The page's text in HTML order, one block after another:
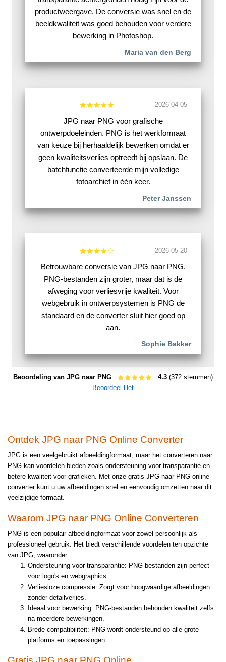
productweergave. De conversie was snel en de
beeldkwaliteit was goed behouden voor verdere
bewerking in Photoshop.
Maria van den Berg
2026-04-05
JPG naar PNG voor grafische
ontwerpdoeleinden. PNG is het werkformaat
van keuze bij herhaaldelijk bewerken omdat er
geen kwaliteitsverlies optreedt bij opslaan. De
batchfunctie converteerde mijn volledige
fotoarchief in één keer.
Peter Janssen
2026-05-20
Betrouwbare conversie van JPG naar PNG.
PNG-bestanden zijn groter, maar dat is de
afweging voor verliesvrije kwaliteit. Voor
webgebruik in ontwerpsystemen is PNG de
standaard en de converter sluit hier goed op
aan.
Sophie Bakker
Beoordeling van JPG naar PNG 4.3 (372 stemmen)
Beoordeel Het
Ontdek JPG naar PNG Online Converter
JPG is een veelgebruikt afbeeldingformaat, maar het converteren naar
PNG kan voordelen bieden zoals ondersteuning voor transparantie en
betere kwaliteit voor grafieken. Met onze gratis JPG naar PNG online
converter kunt u uw afbeeldingen snel en eenvoudig omzetten naar dit
veelzijdige formaat.
Waarom JPG naar PNG Online Converteren
PNG is een populair afbeeldingformaat voor zowel persoonlijk als
professioneel gebruik. Het biedt verschillende voordelen ten opzichte
van JPG, waaronder:
Ondersteuning voor transparantie: PNG-bestanden zijn perfect
voor logo's en webgraphics.
Verliesloze compressie: Zorgt voor hoogwaardige afbeeldingen
zonder detailverlies.
Ideaal voor bewerking: PNG-bestanden behouden kwaliteit zelfs
na meerdere bewerkingen.
Brede compatibiliteit: PNG wordt ondersteund op alle grote
platforms en toepassingen.